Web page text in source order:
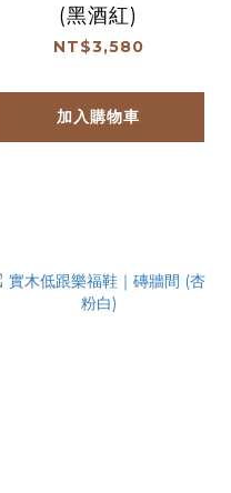
(黑酒紅)
NT$3,580
加入購物車